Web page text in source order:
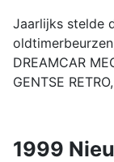
Jaarlijks stelde
DREAMCAR
GENTSE
1999